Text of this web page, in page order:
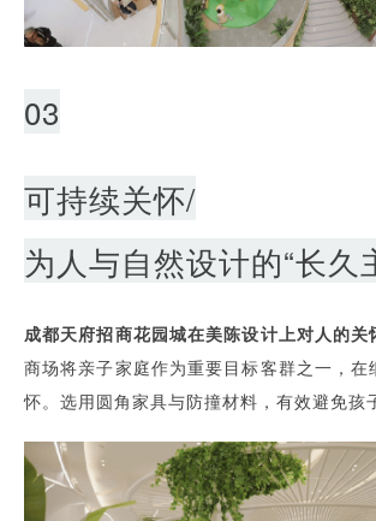
03
可持续关怀/
为人与自然设计的“长久
成都天府招商花园城在美陈设计上对人的关
商场将亲子家庭作为重要目标客群之一，在
怀。选用圆角家具与防撞材料，有效避免孩